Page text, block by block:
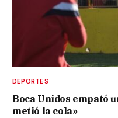
DEPORTES
Boca Unidos empató
metió la cola»